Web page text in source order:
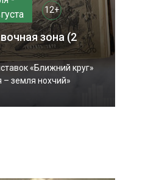
12+
зона (2
«Ближний круг»
– земля нохчий»